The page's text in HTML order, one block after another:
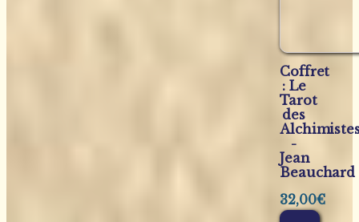
Coffret
: Le
Tarot
des
-
Jean
Beauchard
32,00€